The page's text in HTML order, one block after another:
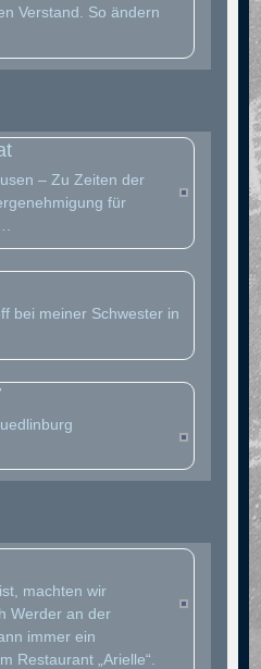
Verstand. So ändern
– Zu Zeiten der
für
bei meiner Schwester in
machten wir
Werder an der
immer ein
Restaurant „Arielle“.